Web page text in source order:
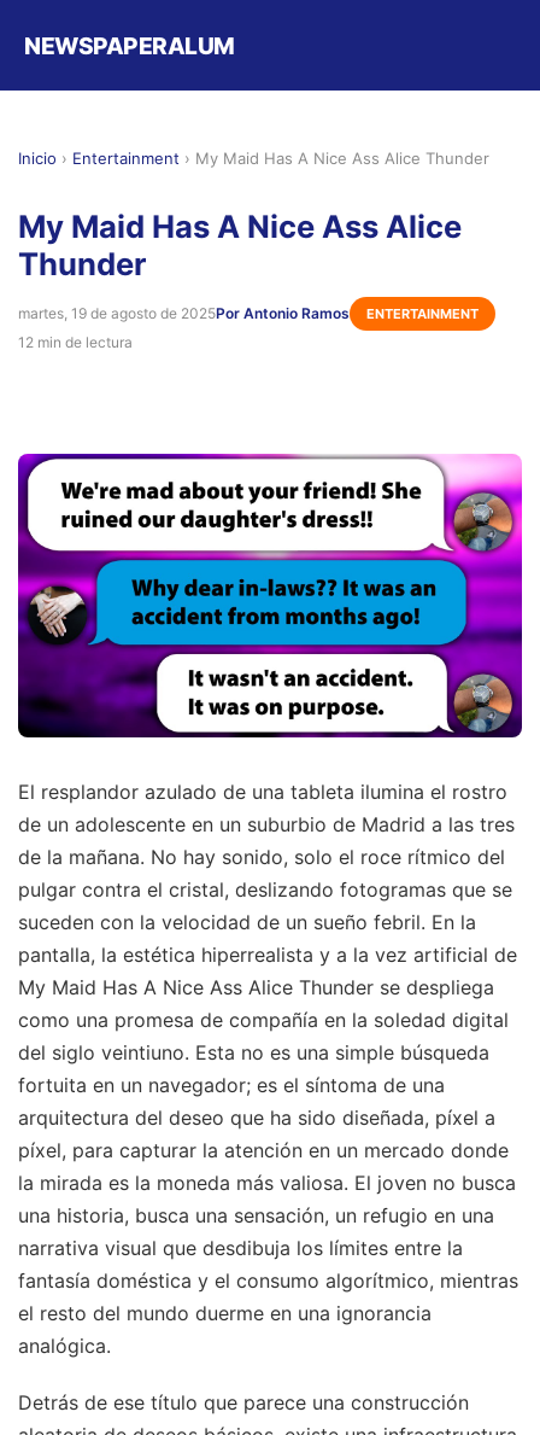
NEWSPAPERALUM
Inicio › Entertainment › My Maid Has A Nice Ass Alice Thunder
My Maid Has A Nice Ass Alice
Thunder
martes, 19 de agosto de 2025Por Antonio Ramos ENTERTAINMENT
12 min de lectura
El resplandor azulado de una tableta ilumina el rostro
de un adolescente en un suburbio de Madrid a las tres
de la mañana. No hay sonido, solo el roce rítmico del
pulgar contra el cristal, deslizando fotogramas que se
suceden con la velocidad de un sueño febril. En la
pantalla, la estética hiperrealista y a la vez artificial de
My Maid Has A Nice Ass Alice Thunder se despliega
como una promesa de compañía en la soledad digital
del siglo veintiuno. Esta no es una simple búsqueda
fortuita en un navegador; es el síntoma de una
arquitectura del deseo que ha sido diseñada, píxel a
píxel, para capturar la atención en un mercado donde
la mirada es la moneda más valiosa. El joven no busca
una historia, busca una sensación, un refugio en una
narrativa visual que desdibuja los límites entre la
fantasía doméstica y el consumo algorítmico, mientras
el resto del mundo duerme en una ignorancia
analógica.
Detrás de ese título que parece una construcción